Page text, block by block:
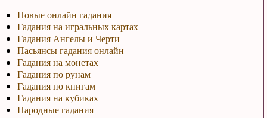
Новые онлайн гадания
Гадания на игральных картах
Гадания Ангелы и Черти
Пасьянсы гадания онлайн
Гадания на монетах
Гадания по рунам
Гадания по книгам
Гадания на кубиках
Народные гадания